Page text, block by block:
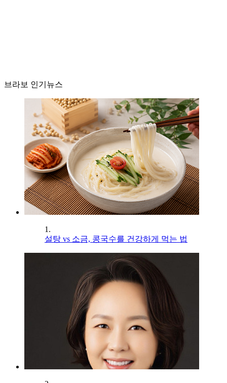
브라보 인기뉴스
1.
설탕 vs 소금, 콩국수를 건강하게 먹는 법